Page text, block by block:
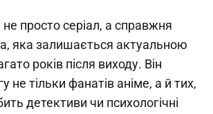
просто серіал, а справжня
яка залишається актуальною
років після виходу. Він
не тільки фанатів аніме, а й тих,
детективи чи психологічні